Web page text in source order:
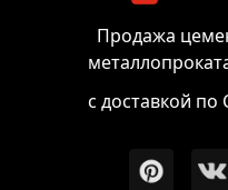
Продажа
с доставкой